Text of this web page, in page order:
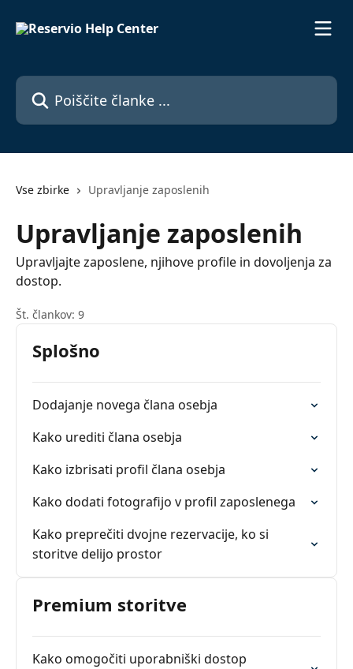
Poiščite članke ...
Vse zbirke Upravljanje zaposlenih
Upravljanje zaposlenih
Upravljajte zaposlene, njihove profile in dovoljenja za
dostop.
Št. člankov: 9
Splošno
Dodajanje novega člana osebja
Kako urediti člana osebja
Kako izbrisati profil člana osebja
Kako dodati fotografijo v profil zaposlenega
Kako preprečiti dvojne rezervacije, ko si
storitve delijo prostor
Premium storitve
Kako omogočiti uporabniški dostop